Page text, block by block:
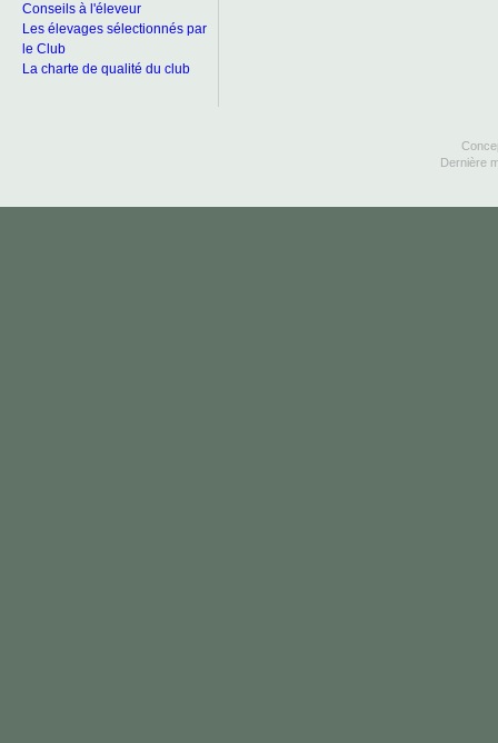
Conseils à l'éleveur
Les élevages sélectionnés par
le Club
La charte de qualité du club
Dernière